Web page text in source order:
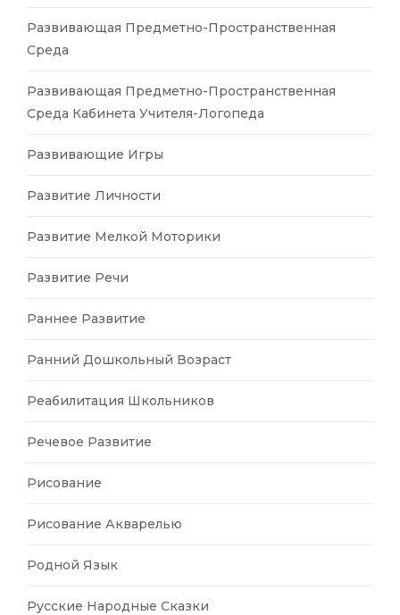
Развивающая Предметно-Пространственная
Среда
Развивающая Предметно-Пространственная
Среда Кабинета Учителя-Логопеда
Развивающие Игры
Развитие Личности
Развитие Мелкой Моторики
Развитие Речи
Раннее Развитие
Ранний Дошкольный Возраст
Реабилитация Школьников
Речевое Развитие
Рисование
Рисование Акварелью
Родной Язык
Русские Народные Сказки